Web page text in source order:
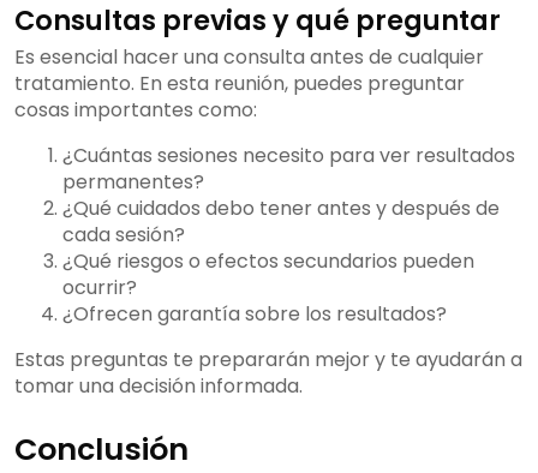
Consultas previas y qué preguntar
Es esencial hacer una consulta antes de cualquier
tratamiento. En esta reunión, puedes preguntar
cosas importantes como:
¿Cuántas sesiones necesito para ver resultados
permanentes?
¿Qué cuidados debo tener antes y después de
cada sesión?
¿Qué riesgos o efectos secundarios pueden
ocurrir?
¿Ofrecen garantía sobre los resultados?
Estas preguntas te prepararán mejor y te ayudarán a
tomar una decisión informada.
Conclusión